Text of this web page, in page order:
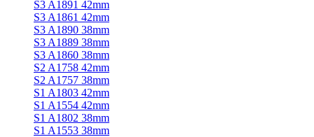
S3 A1891 42mm
S3 A1861 42mm
S3 A1890 38mm
S3 A1889 38mm
S3 A1860 38mm
S2 A1758 42mm
S2 A1757 38mm
S1 A1803 42mm
S1 A1554 42mm
S1 A1802 38mm
S1 A1553 38mm